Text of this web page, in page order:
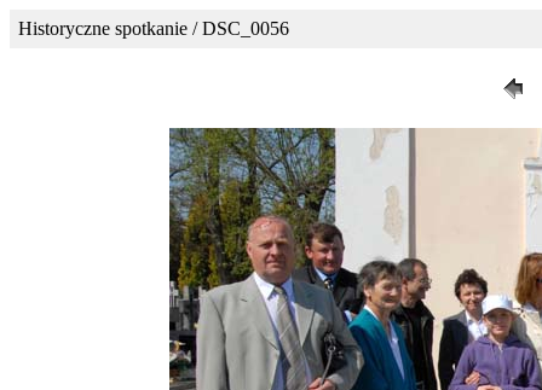
Historyczne spotkanie / DSC_0056